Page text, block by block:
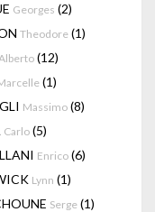
Georges (2)
Theodore (1)
(12)
(1)
Massimo (8)
Carlo (5)
Enrico (6)
Lynn (1)
Serge (1)